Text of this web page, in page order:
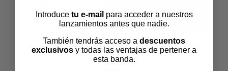
PorfootballworkersPublicado elmarzo 19, 2025 El tamaño
Introduce tu e-mail para acceder a nuestros
lanzamientos antes que nadie.
También tendrás acceso a descuentos
exclusivos y todas las ventajas de pertener a
esta banda.